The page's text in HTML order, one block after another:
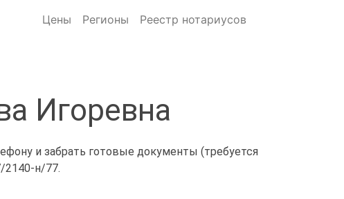
Цены Регионы Реестр нотариусов
Игоревна
и забрать готовые документы (требуется
2140-н/77.